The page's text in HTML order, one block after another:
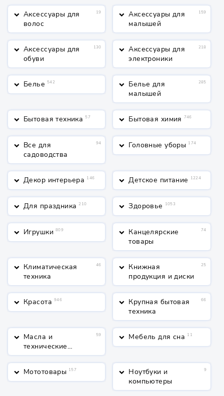
keyboard_arrow_down Аксессуары для
волос
19 keyboard_arrow_down Аксессуары для
малышей
159
keyboard_arrow_down Аксессуары для
обуви
130 keyboard_arrow_down Аксессуары для
электроники
218
keyboard_arrow_down Белье 542 keyboard_arrow_down Белье для
малышей
285
keyboard_arrow_down Бытовая техника 57 keyboard_arrow_down Бытовая химия 746
keyboard_arrow_down Все для
садоводства
94 keyboard_arrow_down Головные уборы 174
keyboard_arrow_down Декор интерьера 146 keyboard_arrow_down Детское питание 1224
keyboard_arrow_down Для праздника 210 keyboard_arrow_down Здоровье 1053
keyboard_arrow_down Игрушки 809 keyboard_arrow_down Канцелярские
товары
74
keyboard_arrow_down Климатическая
техника
46 keyboard_arrow_down Книжная
продукция и диски
25
keyboard_arrow_down Красота 946 keyboard_arrow_down Крупная бытовая
техника
66
keyboard_arrow_down Масла и
технические
жидкости
59 keyboard_arrow_down Мебель для сна 11
keyboard_arrow_down Мототовары 157 keyboard_arrow_down Ноутбуки и
компьютеры
9